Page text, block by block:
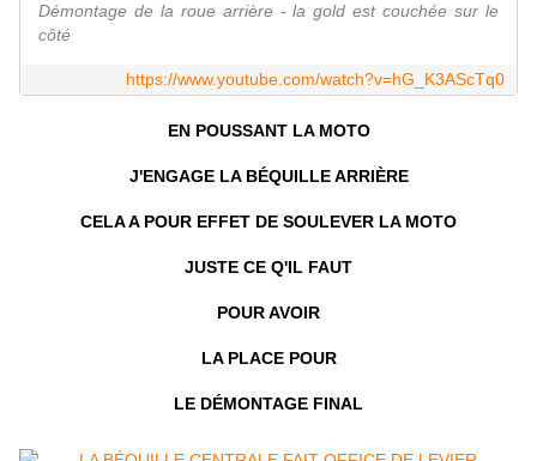
Démontage de la roue arrière - la gold est couchée sur le
côté
https://www.youtube.com/watch?v=hG_K3AScTq0
EN POUSSANT LA MOTO
J'ENGAGE LA BÉQUILLE ARRIÈRE
CELA A POUR EFFET DE SOULEVER LA MOTO
JUSTE CE Q'IL FAUT
POUR AVOIR
LA PLACE POUR
LE DÉMONTAGE FINAL